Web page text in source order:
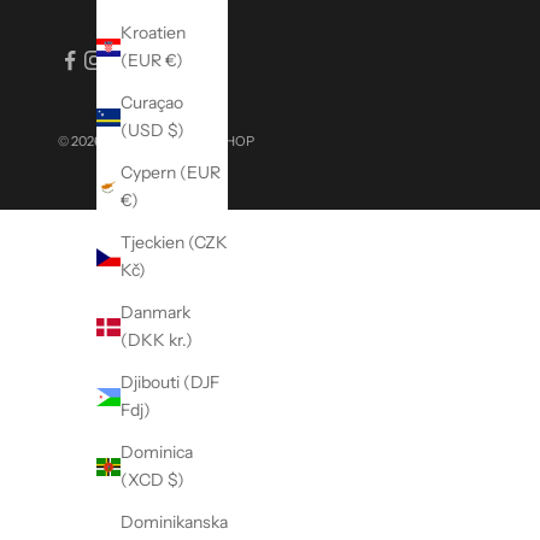
Kroatien
(EUR €)
Curaçao
(USD $)
Cypern (EUR
€)
Tjeckien (CZK
Kč)
Danmark
(DKK kr.)
Djibouti (DJF
Fdj)
Dominica
(XCD $)
Dominikanska
© 2026 - MISSION WORKSHOP